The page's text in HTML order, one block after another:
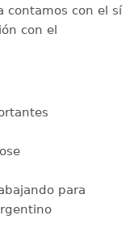
contamos con el sí
con el
para